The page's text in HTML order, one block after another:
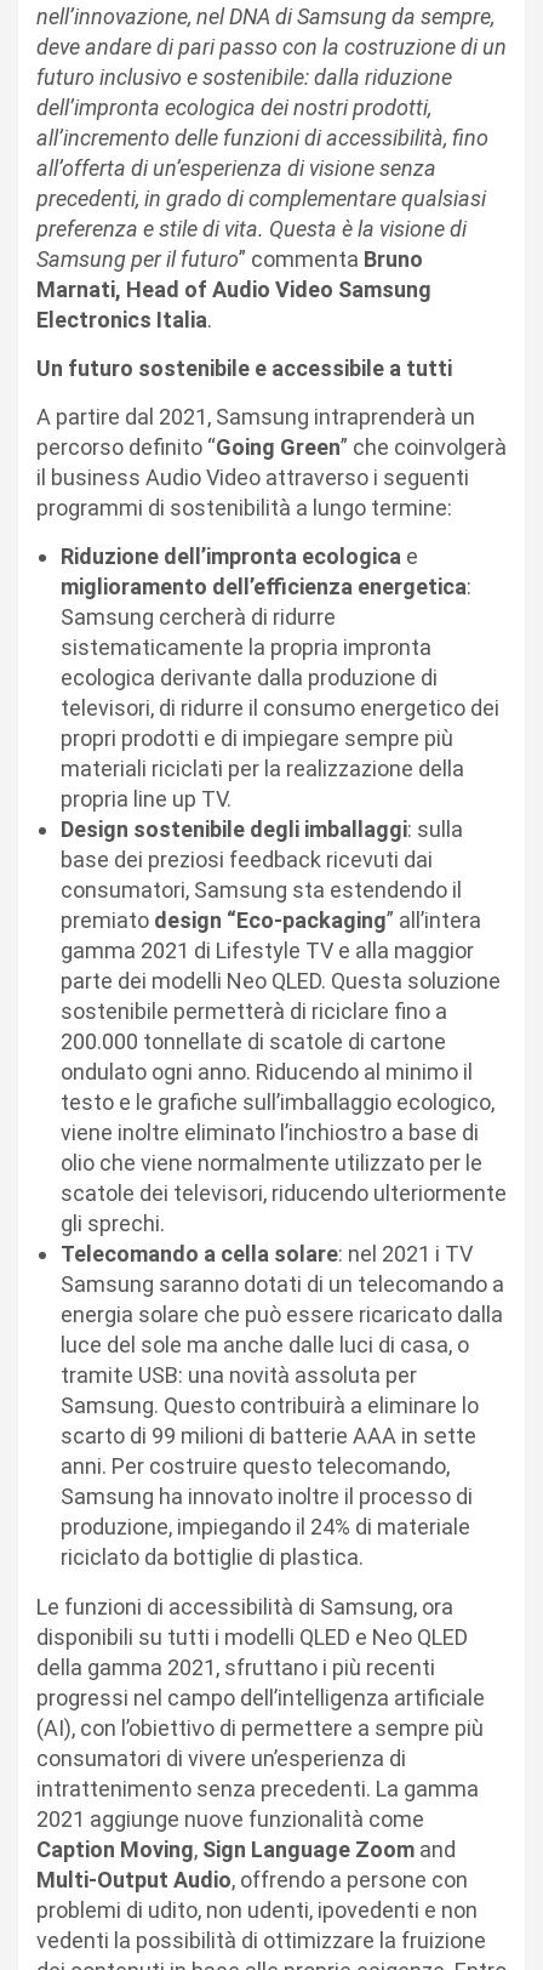
nell’innovazione, nel DNA di Samsung da sempre,
deve andare di pari passo con la costruzione di un
futuro inclusivo e sostenibile: dalla riduzione
dell’impronta ecologica dei nostri prodotti,
all’incremento delle funzioni di accessibilità, fino
all’offerta di un’esperienza di visione senza
precedenti, in grado di complementare qualsiasi
preferenza e stile di vita. Questa è la visione di
Samsung per il futuro” commenta Bruno
Marnati, Head of Audio Video Samsung
Electronics Italia.
Un futuro sostenibile e accessibile a tutti
A partire dal 2021, Samsung intraprenderà un
percorso definito “Going Green” che coinvolgerà
il business Audio Video attraverso i seguenti
programmi di sostenibilità a lungo termine:
Riduzione dell’impronta ecologica e
miglioramento dell’efficienza energetica:
Samsung cercherà di ridurre
sistematicamente la propria impronta
ecologica derivante dalla produzione di
televisori, di ridurre il consumo energetico dei
propri prodotti e di impiegare sempre più
materiali riciclati per la realizzazione della
propria line up TV.
Design sostenibile degli imballaggi: sulla
base dei preziosi feedback ricevuti dai
consumatori, Samsung sta estendendo il
premiato design “Eco-packaging” all’intera
gamma 2021 di Lifestyle TV e alla maggior
parte dei modelli Neo QLED. Questa soluzione
sostenibile permetterà di riciclare fino a
200.000 tonnellate di scatole di cartone
ondulato ogni anno. Riducendo al minimo il
testo e le grafiche sull’imballaggio ecologico,
viene inoltre eliminato l’inchiostro a base di
olio che viene normalmente utilizzato per le
scatole dei televisori, riducendo ulteriormente
gli sprechi.
Telecomando a cella solare: nel 2021 i TV
Samsung saranno dotati di un telecomando a
energia solare che può essere ricaricato dalla
luce del sole ma anche dalle luci di casa, o
tramite USB: una novità assoluta per
Samsung. Questo contribuirà a eliminare lo
scarto di 99 milioni di batterie AAA in sette
anni. Per costruire questo telecomando,
Samsung ha innovato inoltre il processo di
produzione, impiegando il 24% di materiale
riciclato da bottiglie di plastica.
Le funzioni di accessibilità di Samsung, ora
disponibili su tutti i modelli QLED e Neo QLED
della gamma 2021, sfruttano i più recenti
progressi nel campo dell’intelligenza artificiale
(AI), con l’obiettivo di permettere a sempre più
consumatori di vivere un’esperienza di
intrattenimento senza precedenti. La gamma
2021 aggiunge nuove funzionalità come
Caption Moving, Sign Language Zoom and
Multi-Output Audio, offrendo a persone con
problemi di udito, non udenti, ipovedenti e non
vedenti la possibilità di ottimizzare la fruizione